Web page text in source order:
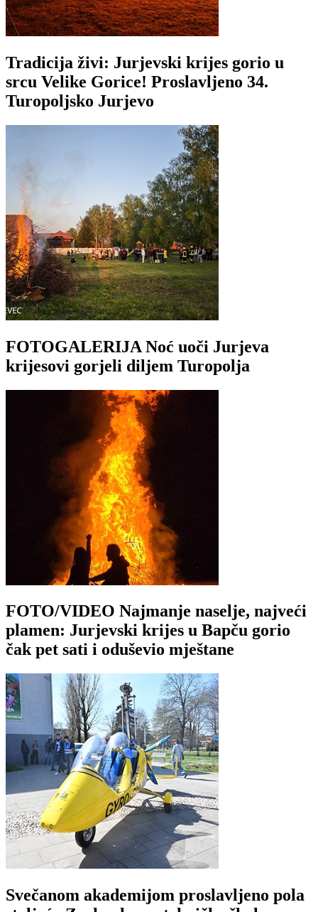
Tradicija živi: Jurjevski krijes gorio u
srcu Velike Gorice! Proslavljeno 34.
Turopoljsko Jurjevo
FOTOGALERIJA Noć uoči Jurjeva
krijesovi gorjeli diljem Turopolja
FOTO/VIDEO Najmanje naselje, najveći
plamen: Jurjevski krijes u Bapču gorio
čak pet sati i oduševio mještane
Svečanom akademijom proslavljeno pola